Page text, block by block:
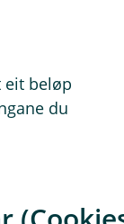
eit beløp
du